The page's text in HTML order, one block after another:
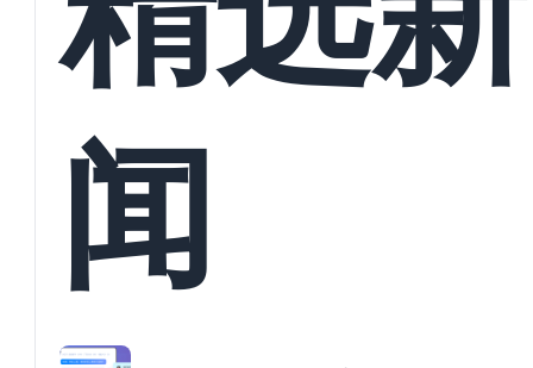
闻